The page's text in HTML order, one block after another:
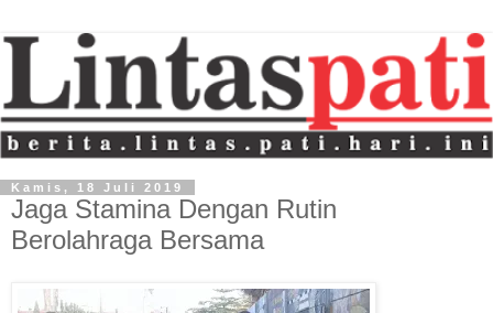
Kamis, 18 Juli 2019
Jaga Stamina Dengan Rutin
Berolahraga Bersama